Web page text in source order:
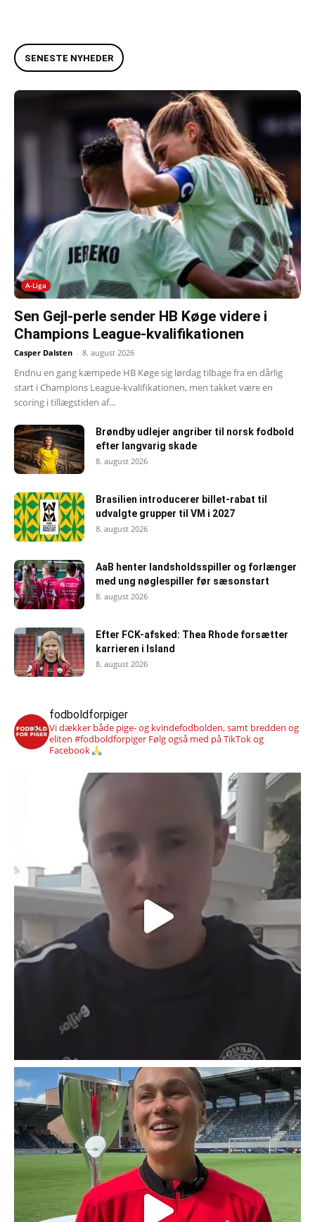
SENESTE NYHEDER
A-Liga
Sen Gejl-perle sender HB Køge videre i
Champions League-kvalifikationen
Casper Dalsten - 8. august 2026
Endnu en gang kæmpede HB Køge sig lørdag tilbage fra en dårlig
start i Champions League-kvalifikationen, men takket være en
scoring i tillægstiden af...
Brøndby udlejer angriber til norsk fodbold
efter langvarig skade
8. august 2026
Brasilien introducerer billet-rabat til
udvalgte grupper til VM i 2027
8. august 2026
AaB henter landsholdsspiller og forlænger
med ung nøglespiller før sæsonstart
8. august 2026
Efter FCK-afsked: Thea Rhode forsætter
karrieren i Island
8. august 2026
fodboldforpiger
Vi dækker både pige- og kvindefodbolden, samt bredden og
eliten #fodboldforpiger Følg også med på TikTok og
Facebook